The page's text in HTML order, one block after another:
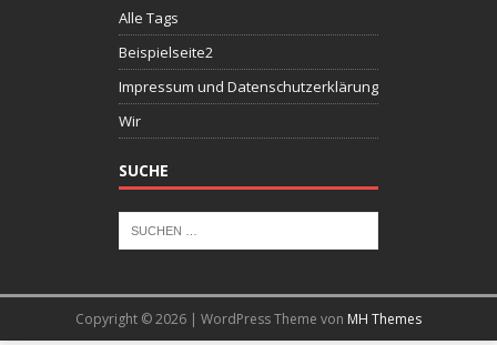
Alle Tags
Beispielseite2
Impressum und Datenschutzerklärung
Wir
SUCHE
Copyright © 2026 | WordPress Theme von MH Themes